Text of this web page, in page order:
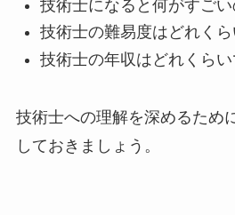
技術士になると何がすごい
技術士の難易度はどれくら
技術士の年収はどれくらい
技術士への理解を深めるため
しておきましょう。